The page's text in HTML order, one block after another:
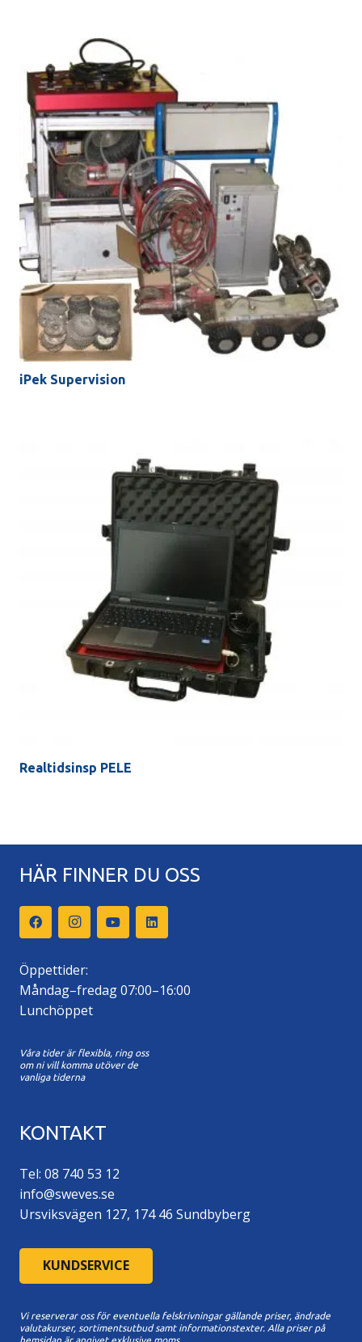
iPek Supervision
Realtidsinsp PELE
HÄR FINNER DU OSS
Öppettider:
Måndag–fredag 07:00–16:00
Lunchöppet
Våra tider är flexibla, ring oss
om ni vill komma utöver de
vanliga tiderna
KONTAKT
Tel: 08 740 53 12
info@sweves.se
Ursviksvägen 127, 174 46 Sundbyberg
KUNDSERVICE
Vi reserverar oss för eventuella felskrivningar gällande priser, ändrade
valutakurser, sortimentsutbud samt informationstexter. Alla priser på